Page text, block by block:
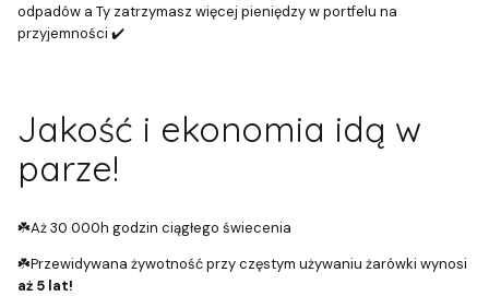
odpadów a Ty zatrzymasz więcej pieniędzy w portfelu na
przyjemności ✔️
Jakość i ekonomia idą w
parze!
☘️Aż 30 000h godzin ciągłego świecenia
☘️Przewidywana żywotność przy częstym używaniu żarówki wynosi
aż 5 lat!